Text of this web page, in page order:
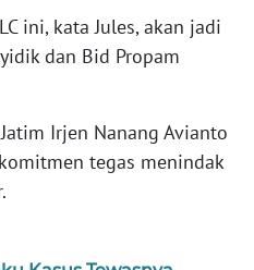
ini, kata Jules, akan jadi
dan Bid Propam
Irjen Nanang Avianto
tegas menindak